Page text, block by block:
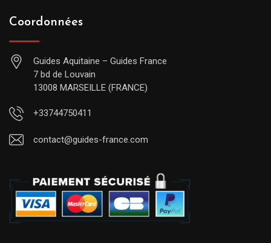
Coordonnées
Guides Aquitaine – Guides France
7 bd de Louvain
13008 MARSEILLE (FRANCE)
+33744750411
contact@guides-france.com